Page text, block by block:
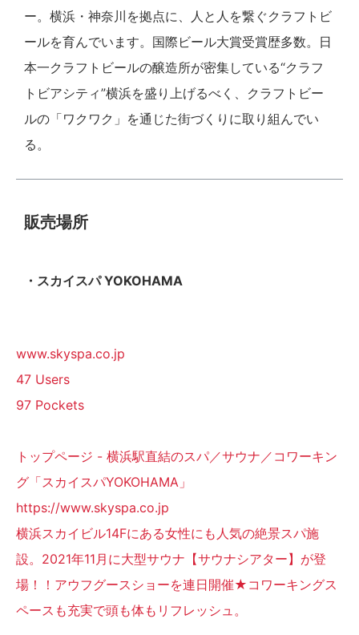
ー。横浜・神奈川を拠点に、人と人を繋ぐクラフトビ
ールを育んでいます。国際ビール大賞受賞歴多数。日
本一クラフトビールの醸造所が密集している“クラフ
トビアシティ”横浜を盛り上げるべく、クラフトビー
ルの「ワクワク」を通じた街づくりに取り組んでい
る。
販売場所
・スカイスパ YOKOHAMA
www.skyspa.co.jp
47 Users
97 Pockets
トップページ - 横浜駅直結のスパ／サウナ／コワーキン
グ「スカイスパYOKOHAMA」
https://www.skyspa.co.jp
横浜スカイビル14Fにある女性にも人気の絶景スパ施
設。2021年11月に大型サウナ【サウナシアター】が登
場！！アウフグースショーを連日開催★コワーキングス
ペースも充実で頭も体もリフレッシュ。